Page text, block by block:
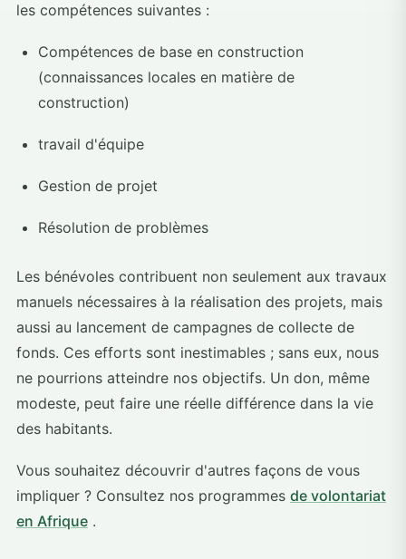
les compétences suivantes :
Compétences de base en construction
(connaissances locales en matière de
construction)
travail d'équipe
Gestion de projet
Résolution de problèmes
Les bénévoles contribuent non seulement aux travaux
manuels nécessaires à la réalisation des projets, mais
aussi au lancement de campagnes de collecte de
fonds. Ces efforts sont inestimables ; sans eux, nous
ne pourrions atteindre nos objectifs. Un don, même
modeste, peut faire une réelle différence dans la vie
des habitants.
Vous souhaitez découvrir d'autres façons de vous
impliquer ? Consultez nos programmes de volontariat
en Afrique .